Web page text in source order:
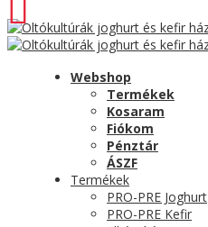
Webshop
Termékek
Kosaram
Fiókom
Pénztár
ÁSZF
Termékek
PRO-PRE Joghurt
PRO-PRE Kefir